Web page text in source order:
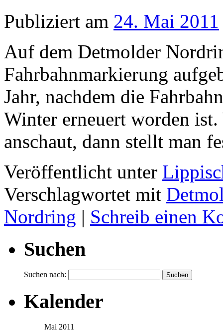
Publiziert am 24. Mai 2011
Auf dem Detmolder
Fahrbahnmarkierung
Jahr, nachdem die
Winter erneuert worden
anschaut, dann stellt man
Veröffentlicht unter
Verschlagwortet mit
Nordring | Schreib einen
Suchen
Suchen nach:
Kalender
Mai 2011